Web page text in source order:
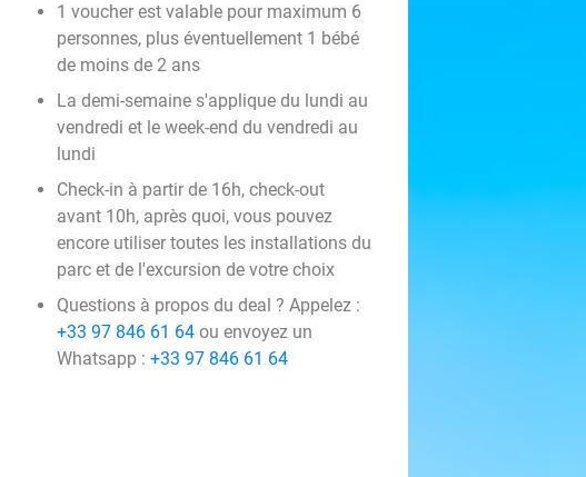
1 voucher est valable pour maximum 6
personnes, plus éventuellement 1 bébé
de moins de 2 ans
La demi-semaine s'applique du lundi au
vendredi et le week-end du vendredi au
lundi
Check-in à partir de 16h, check-out
avant 10h, après quoi, vous pouvez
encore utiliser toutes les installations du
parc et de l'excursion de votre choix
Questions à propos du deal ? Appelez :
+33 97 846 61 64 ou envoyez un
Whatsapp : +33 97 846 61 64